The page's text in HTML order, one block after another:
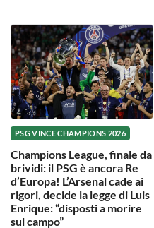
PSG VINCE CHAMPIONS 2026
Champions League, finale da
brividi: il PSG è ancora Re
d’Europa! L’Arsenal cade ai
rigori, decide la legge di Luis
Enrique: “disposti a morire
sul campo”